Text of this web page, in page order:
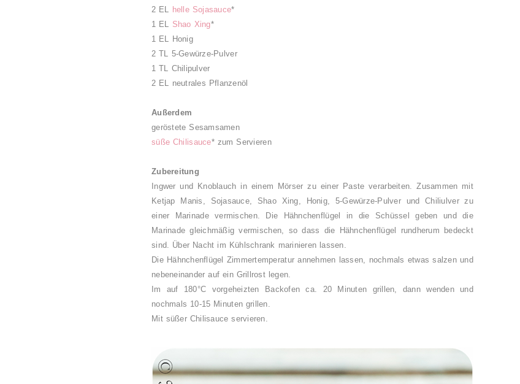
2 EL helle Sojasauce*
1 EL Shao Xing*
1 EL Honig
2 TL 5-Gewürze-Pulver
1 TL Chilipulver
2 EL neutrales Pflanzenöl
Außerdem
geröstete Sesamsamen
süße Chilisauce* zum Servieren
Zubereitung
Ingwer und Knoblauch in einem Mörser zu einer Paste verarbeiten. Zusammen mit
Ketjap Manis, Sojasauce, Shao Xing, Honig, 5-Gewürze-Pulver und Chiliulver zu
einer Marinade vermischen. Die Hähnchenflügel in die Schüssel geben und die
Marinade gleichmäßig vermischen, so dass die Hähnchenflügel rundherum bedeckt
sind. Über Nacht im Kühlschrank marinieren lassen.
Die Hähnchenflügel Zimmertemperatur annehmen lassen, nochmals etwas salzen und
nebeneinander auf ein Grillrost legen.
Im auf 180°C vorgeheizten Backofen ca. 20 Minuten grillen, dann wenden und
nochmals 10-15 Minuten grillen.
Mit süßer Chilisauce servieren.